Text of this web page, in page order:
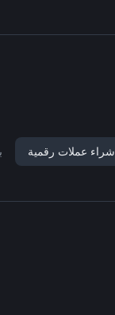
شراء عملات رقمية